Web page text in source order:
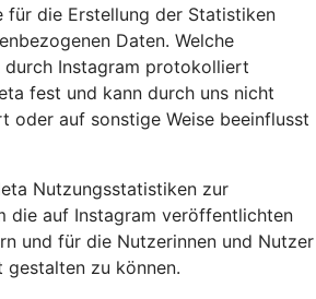
für die Erstellung der Statistiken
Daten. Welche
durch Instagram protokolliert
fest und kann durch uns nicht
oder auf sonstige Weise beeinflusst
Nutzungsstatistiken zur
die auf Instagram veröffentlichten
und für die Nutzerinnen und Nutzer
zu können.